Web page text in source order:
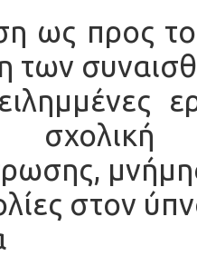
ως προς
των
στον